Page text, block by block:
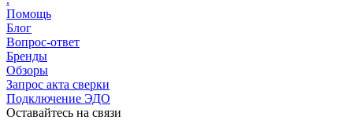
Помощь
Блог
Вопрос-ответ
Бренды
Обзоры
Запрос акта сверки
Подключение ЭДО
Оставайтесь на связи